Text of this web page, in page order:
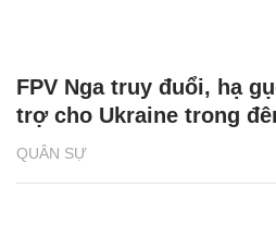
QUÂN SỰ
FPV Nga truy đuổi, hạ
trợ cho Ukraine trong